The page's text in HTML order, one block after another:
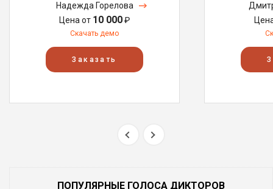
Надежда Горелова
Цена от 10 000₽
Скачать демо
Заказать
ПОПУЛЯРНЫЕ ГОЛОСА ДИКТОРОВ